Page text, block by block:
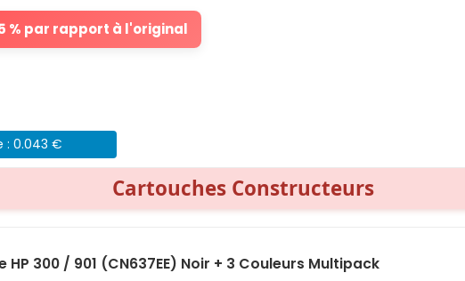
% par rapport à l'original
: 0.043 €
Cartouches Constructeurs
300 / 901 (CN637EE) Noir + 3 Couleurs Multipack